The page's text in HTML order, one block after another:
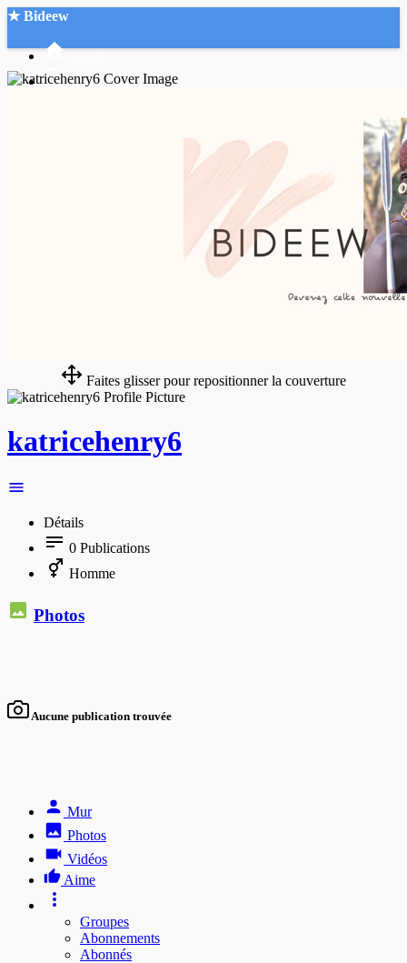
★ Bideew
Faites glisser pour repositionner la couverture
katricehenry6
Détails
0 Publications
Homme
Photos
Aucune publication trouvée
Mur
Photos
Vidéos
Aime
Groupes
Abonnements
Abonnés